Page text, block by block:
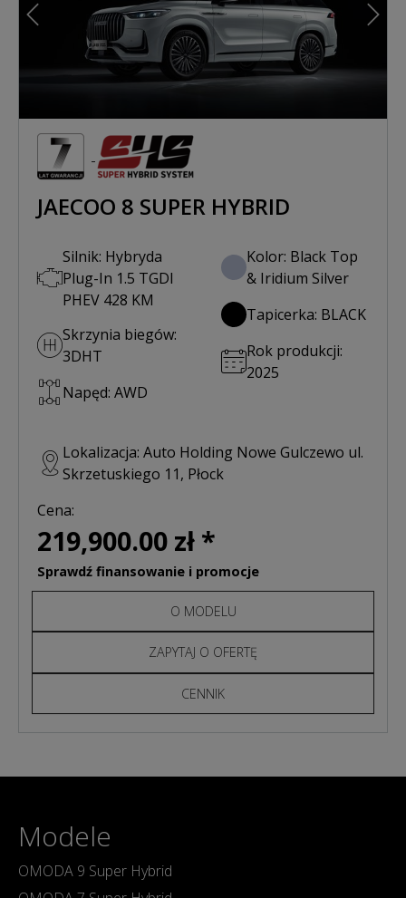
Poprzedni
JAECOO 8 SUPER HYBRID
Silnik: Hybryda
Plug-In 1.5 TGDI
PHEV 428 KM
Skrzynia biegów:
3DHT
Napęd: AWD
Kolor: Black Top
& Iridium Silver
Tapicerka: BLACK
Rok produkcji:
2025
Lokalizacja: Auto Holding Nowe Gulczewo ul.
Skrzetuskiego 11, Płock
Cena:
219,900.00 zł *
Sprawdź finansowanie i promocje
O MODELU
ZAPYTAJ O OFERTĘ
CENNIK
Modele
OMODA 9 Super Hybrid